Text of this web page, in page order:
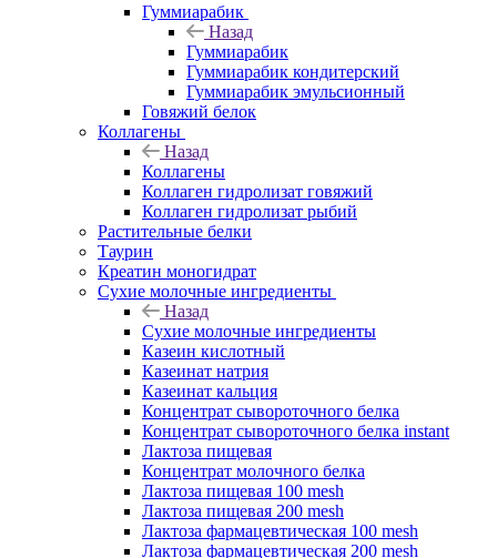
Гуммиарабик
Назад
Гуммиарабик
Гуммиарабик кондитерский
Гуммиарабик эмульсионный
Говяжий белок
Коллагены
Назад
Коллагены
Коллаген гидролизат говяжий
Коллаген гидролизат рыбий
Растительные белки
Таурин
Креатин моногидрат
Сухие молочные ингредиенты
Назад
Сухие молочные ингредиенты
Казеин кислотный
Казеинат натрия
Казеинат кальция
Концентрат сывороточного белка
Концентрат сывороточного белка instant
Лактоза пищевая
Концентрат молочного белка
Лактоза пищевая 100 mesh
Лактоза пищевая 200 mesh
Лактоза фармацевтическая 100 mesh
Лактоза фармацевтическая 200 mesh